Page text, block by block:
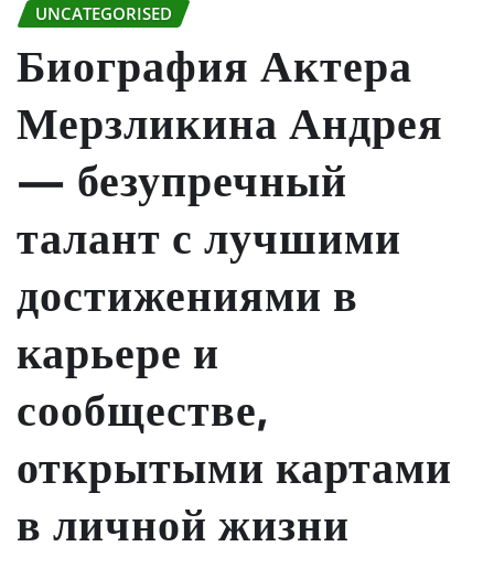
UNCATEGORISED
Биография Актера
Мерзликина Андрея
— безупречный
талант с лучшими
достижениями в
карьере и
сообществе,
открытыми картами
в личной жизни